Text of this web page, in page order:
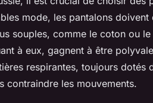
mode, les pantalons doivent
souples, comme le coton ou le
à eux, gagnent à être
respirantes, toujours dotés
contraindre les mouvements.